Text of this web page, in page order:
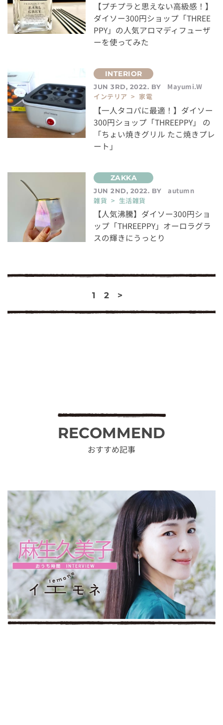
【プチプラと思えない高級感！】
ダイソー300円ショップ「THREE
PPY」の人気アロマディフューザ
ーを使ってみた
JUN 3RD, 2022. BY
Mayumi.W
インテリア > 家電
【一人タコパに最適！】ダイソー
300円ショップ「THREEPPY」 の
「ちょい焼きグリル たこ焼きプレ
ート」
JUN 2ND, 2022. BY
autumn
雑貨 > 生活雑貨
【人気沸騰】ダイソー300円ショ
ップ「THREEPPY」オーロラグラ
スの輝きにうっとり
1 2 >
RECOMMEND
おすすめ記事